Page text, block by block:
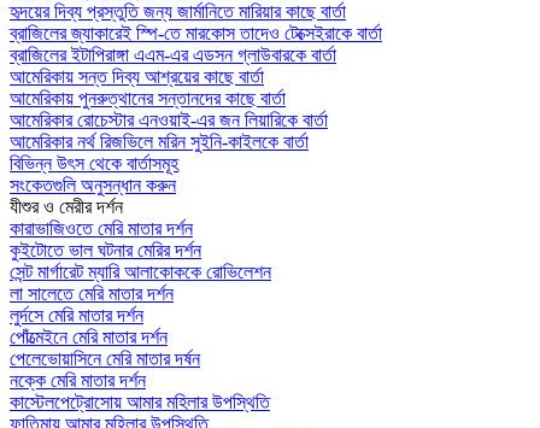
হৃদয়ের দিব্য প্রস্তুতি জন্য জার্মানিতে মারিয়ার কাছে বার্তা
ব্রাজিলের জ্যাকারেই স্পি-তে মারকোস তাদেও টেক্সেইরাকে বার্তা
ব্রাজিলের ইটাপিরাঙ্গা এএম-এর এডসন গ্লাউবারকে বার্তা
আমেরিকায় সন্ত দিব্য আশ্রয়ের কাছে বার্তা
আমেরিকায় পুনরুত্থানের সন্তানদের কাছে বার্তা
আমেরিকার রোচেস্টার এনওয়াই-এর জন লিয়ারিকে বার্তা
আমেরিকার নর্থ রিজভিলে মরিন সুইনি-কাইলকে বার্তা
বিভিন্ন উৎস থেকে বার্তাসমূহ
সংকেতগুলি অনুসন্ধান করুন
যীশুর ও মেরীর দর্শন
কারাভাজিওতে মেরি মাতার দর্শন
কুইটোতে ভাল ঘটনার মেরির দর্শন
সেন্ট মার্গারেট ম্যারি আলাকোককে রোভিলেশন
লা সালেতে মেরি মাতার দর্শন
লুর্দসে মেরি মাতার দর্শন
পোঁত্মেইনে মেরি মাতার দর্শন
পেলেভোয়াসিনে মেরি মাতার দর্ষন
নক্কে মেরি মাতার দর্শন
কাস্টেলপেট্রোসোয় আমার মহিলার উপস্থিতি
ফাতিমায় আমার মহিলার উপস্থিতি